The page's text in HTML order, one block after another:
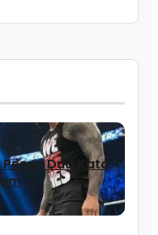
Dua Kata